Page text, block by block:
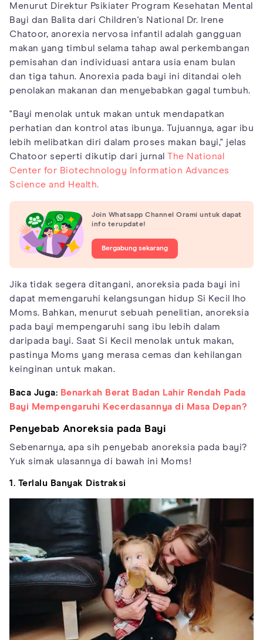
Menurut Direktur Psikiater Program Kesehatan Mental
Bayi dan Balita dari Children's National Dr. Irene
Chatoor, anorexia nervosa infantil adalah gangguan
makan yang timbul selama tahap awal perkembangan
pemisahan dan individuasi antara usia enam bulan
dan tiga tahun. Anorexia pada bayi ini ditandai oleh
penolakan makanan dan menyebabkan gagal tumbuh.
"Bayi menolak untuk makan untuk mendapatkan
perhatian dan kontrol atas ibunya. Tujuannya, agar ibu
lebih melibatkan diri dalam proses makan bayi," jelas
Chatoor seperti dikutip dari jurnal The National
Center for Biotechnology Information Advances
Science and Health.
Join Whatsapp Channel Orami untuk dapat
info terupdate!
Bergabung sekarang
Jika tidak segera ditangani, anoreksia pada bayi ini
dapat memengaruhi kelangsungan hidup Si Kecil lho
Moms. Bahkan, menurut sebuah penelitian, anoreksia
pada bayi mempengaruhi sang ibu lebih dalam
daripada bayi. Saat Si Kecil menolak untuk makan,
pastinya Moms yang merasa cemas dan kehilangan
keinginan untuk makan.
Baca Juga: Benarkah Berat Badan Lahir Rendah Pada
Bayi Mempengaruhi Kecerdasannya di Masa Depan?
Penyebab Anoreksia pada Bayi
Sebenarnya, apa sih penyebab anoreksia pada bayi?
Yuk simak ulasannya di bawah ini Moms!
1. Terlalu Banyak Distraksi